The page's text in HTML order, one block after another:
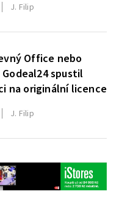
J. Filip
Office nebo
spustil
na originální licence
J. Filip